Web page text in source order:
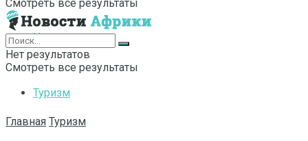
Интернет
Туризм
Смотреть все результаты
Нет результатов
Смотреть все результаты
Главная Туризм